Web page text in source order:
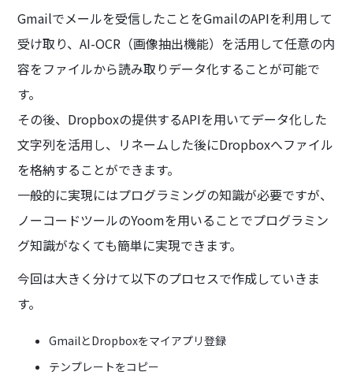
Gmailでメールを受信したことをGmailのAPIを利用して
受け取り、AI-OCR（画像抽出機能）を活用して任意の内
容をファイルから読み取りデータ化することが可能で
す。
その後、Dropboxの提供するAPIを用いてデータ化した
文字列を活用し、リネームした後にDropboxへファイル
を格納することができます。
一般的に実現にはプログラミングの知識が必要ですが、
ノーコードツールのYoomを用いることでプログラミン
グ知識がなくても簡単に実現できます。
今回は大きく分けて以下のプロセスで作成していきま
す。
GmailとDropboxをマイアプリ登録
テンプレートをコピー